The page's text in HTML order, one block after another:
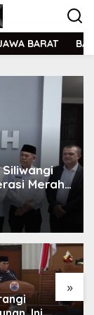
BARAT
Merah
»